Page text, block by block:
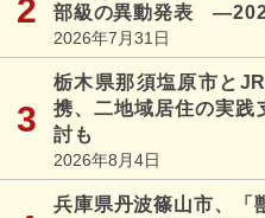
部級の異動発表
2026年7月31日
栃木県那須塩原市と
携、二地域居住の実
討も
2026年8月4日
兵庫県丹波篠山市、「